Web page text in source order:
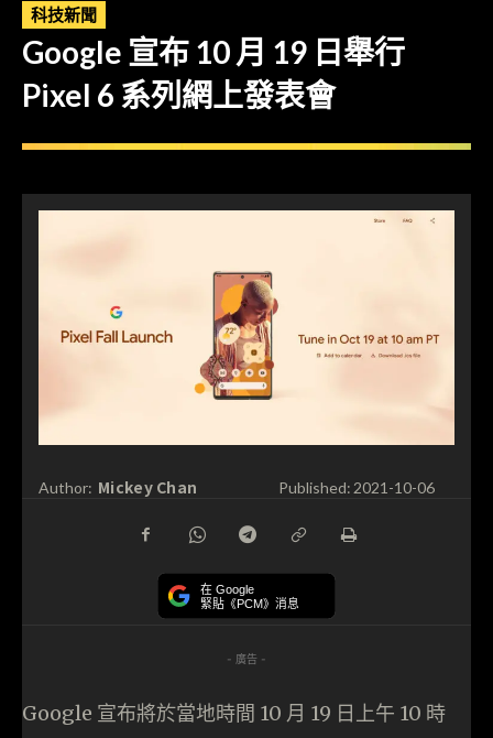
科技新聞
Google 宣布 10 月 19 日舉行
Pixel 6 系列網上發表會
Author: Mickey Chan Published: 2021-10-06
在 Google
緊貼《PCM》消息
- 廣告 -
Google 宣布將於當地時間 10 月 19 日上午 10 時